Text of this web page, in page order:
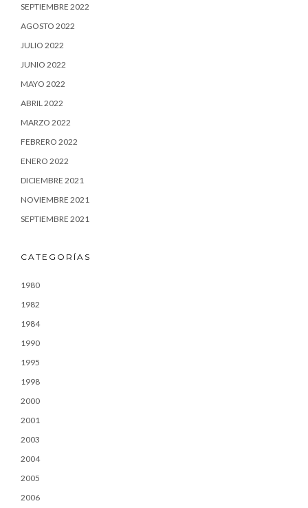
SEPTIEMBRE 2022
AGOSTO 2022
JULIO 2022
JUNIO 2022
MAYO 2022
ABRIL 2022
MARZO 2022
FEBRERO 2022
ENERO 2022
DICIEMBRE 2021
NOVIEMBRE 2021
SEPTIEMBRE 2021
CATEGORÍAS
1980
1982
1984
1990
1995
1998
2000
2001
2003
2004
2005
2006